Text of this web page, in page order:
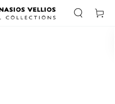
Καλάθι